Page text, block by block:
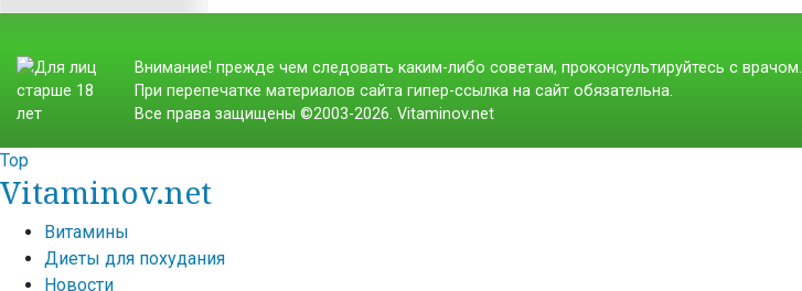
Внимание! прежде чем следовать каким-либо советам, проконсультируйтесь с врачом.
При перепечатке материалов сайта гипер-ссылка на сайт обязательна.
Все права защищены ©2003-2026. Vitaminov.net
Top
Vitaminov.net
Витамины
Диеты для похудания
Новости